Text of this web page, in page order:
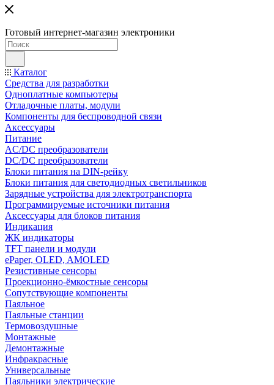
Готовый интернет-магазин электроники
Каталог
Средства для разработки
Одноплатные компьютеры
Отладочные платы, модули
Компоненты для беспроводной связи
Аксессуары
Питание
AC/DC преобразователи
DC/DC преобразователи
Блоки питания на DIN-рейку
Блоки питания для светодиодных светильников
Зарядные устройства для электротранспорта
Программируемые источники питания
Аксессуары для блоков питания
Индикация
ЖК индикаторы
TFT панели и модули
ePaper, OLED, AMOLED
Резистивные сенсоры
Проекционно-ёмкостные сенсоры
Сопутствующие компоненты
Паяльное
Паяльные станции
Термовоздушные
Монтажные
Демонтажные
Инфракрасные
Универсальные
Паяльники электрические